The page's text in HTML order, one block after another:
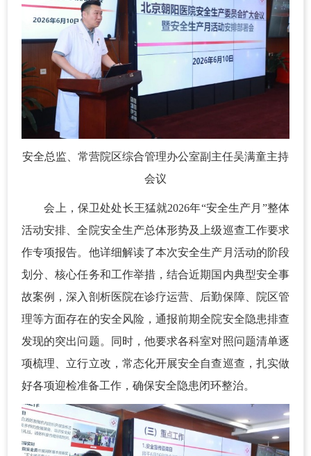
安全总监、常营院区综合管理办公室副主任吴满童主持
会议
会上，保卫处处长王猛就2026年“安全生产月”整体
活动安排、全院安全生产总体形势及上级巡查工作要求
作专项报告。他详细解读了本次安全生产月活动的阶段
划分、核心任务和工作举措，结合近期国内典型安全事
故案例，深入剖析医院在诊疗运营、后勤保障、院区管
理等方面存在的安全风险，通报前期全院安全隐患排查
发现的突出问题。同时，他要求各科室对照问题清单逐
项梳理、立行立改，常态化开展安全自查巡查，扎实做
好各项迎检准备工作，确保安全隐患闭环整治。